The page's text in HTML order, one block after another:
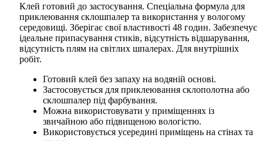
Клей готовий до застосування. Спеціальна формула для
приклеювання склошпалер та використання у вологому
середовищі. Зберігає свої властивості 48 годин. Забезпечує
ідеальне припасування стиків, відсутність відшарування,
відсутність плям на світлих шпалерах. Для внутрішніх
робіт.
Готовий клей без запаху на водяній основі.
Застосовується для приклеювання склополотна або
склошпалер під фарбування.
Можна використовувати у приміщеннях із
звичайною або підвищеною вологістю.
Використовується усередині приміщень на стінах та